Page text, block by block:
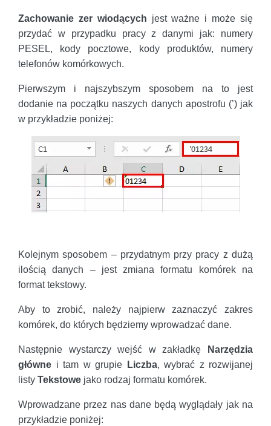
Zachowanie zer wiodących jest ważne i może się
przydać w przypadku pracy z danymi jak: numery
PESEL, kody pocztowe, kody produktów, numery
telefonów komórkowych.
Pierwszym i najszybszym sposobem na to jest
dodanie na początku naszych danych apostrofu (’) jak
w przykładzie poniżej:
Kolejnym sposobem – przydatnym przy pracy z dużą
ilością danych – jest zmiana formatu komórek na
format tekstowy.
Aby to zrobić, należy najpierw zaznaczyć zakres
komórek, do których będziemy wprowadzać dane.
Następnie wystarczy wejść w zakładkę
Narzędzia
główne i tam w grupie Liczba, wybrać z rozwijanej
listy Tekstowe jako rodzaj formatu komórek.
Wprowadzane przez nas dane będą wyglądały jak na
przykładzie poniżej: